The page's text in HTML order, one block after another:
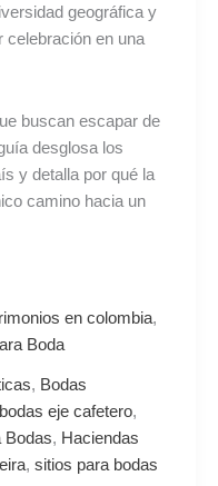
geográfica y
celebración en una
buscan escapar de
desglosa los
y detalla por qué la
camino hacia un
en colombia,
Boda
, Bodas
bodas eje cafetero,
Bodas, Haciendas
, sitios para bodas